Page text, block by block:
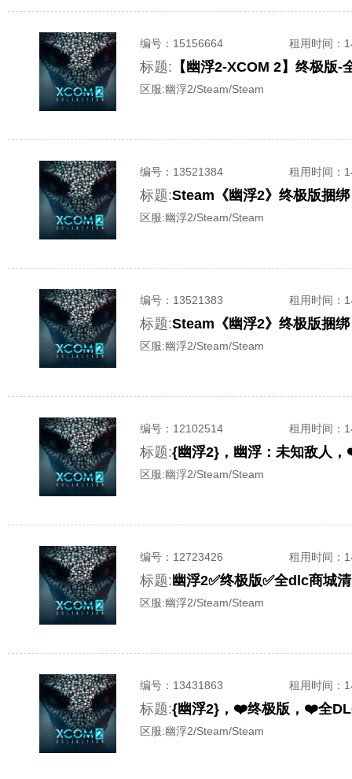
编号： 15156664 租用时间 ：
标题: 【幽浮2-XCOM 2】终极版
区服:幽浮2/Steam/Steam
编号： 13521384 租用时间 ：
标题:Steam《幽浮2》终极版捆
区服:幽浮2/Steam/Steam
编号： 13521383 租用时间 ：
标题:Steam《幽浮2》终极版捆
区服:幽浮2/Steam/Steam
编号： 12102514 租用时间 ：
标题:{幽浮2}，幽浮：未知敌人
区服:幽浮2/Steam/Steam
编号： 12723426 租用时间 ：
标题: 幽浮2✅终极版✅全dlc商城
区服:幽浮2/Steam/Steam
编号： 13431863 租用时间 ：
标题:{幽浮2}，❤️终极版，❤️全
区服:幽浮2/Steam/Steam